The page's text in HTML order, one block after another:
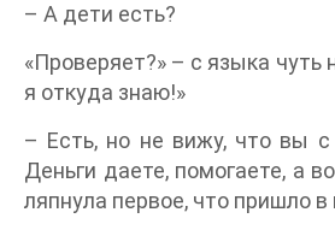
– А дети есть?
«Проверяет?» – с языка чуть
я откуда знаю!»
– Есть, но не вижу, что вы
Деньги даете, помогаете, а
ляпнула первое, что пришло в